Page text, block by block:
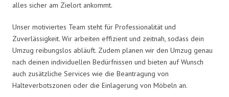
alles sicher am Zielort ankommt.
Unser motiviertes Team steht für Professionalität und
Zuverlässigkeit. Wir arbeiten effizient und zeitnah, sodass dein
Umzug reibungslos abläuft. Zudem planen wir den Umzug genau
nach deinen individuellen Bedürfnissen und bieten auf Wunsch
auch zusätzliche Services wie die Beantragung von
Halteverbotszonen oder die Einlagerung von Möbeln an.